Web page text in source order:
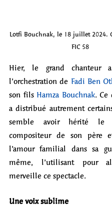
Lotfi Bouchnak, le 18 juillet 2024.
FIC 58
Hier, le grand chanteur
l’orchestration de Fadi Ben
son fils Hamza Bouchnak. Ce
a distribué autrement
semble avoir hérité le
compositeur de son père
l’amour familial dans sa
même, l’utilisant pour
merveille ce spectacle.
Une voix sublime